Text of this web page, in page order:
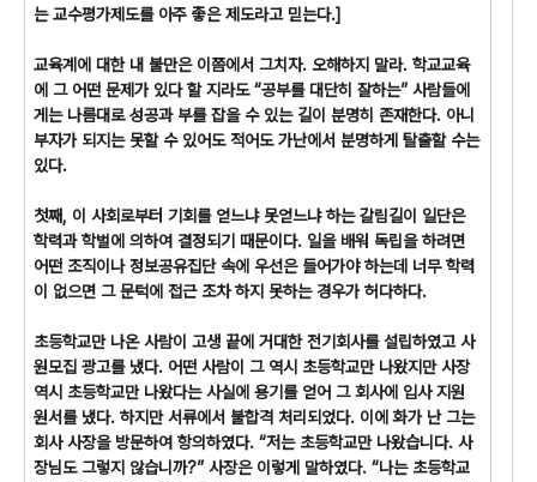
는 교수평가제도를 아주 좋은 제도라고 믿는다.]
교육계에 대한 내 불만은 이쯤에서 그치자. 오해하지 말라. 학교교육
에 그 어떤 문제가 있다 할 지라도 “공부를 대단히 잘하는” 사람들에
게는 나름대로 성공과 부를 잡을 수 있는 길이 분명히 존재한다. 아니
부자가 되지는 못할 수 있어도 적어도 가난에서 분명하게 탈출할 수는
있다.
첫째, 이 사회로부터 기회를 얻느냐 못얻느냐 하는 갈림길이 일단은
학력과 학벌에 의하여 결정되기 때문이다. 일을 배워 독립을 하려면
어떤 조직이나 정보공유집단 속에 우선은 들어가야 하는데 너무 학력
이 없으면 그 문턱에 접근 조차 하지 못하는 경우가 허다하다.
초등학교만 나온 사람이 고생 끝에 거대한 전기회사를 설립하였고 사
원모집 광고를 냈다. 어떤 사람이 그 역시 초등학교만 나왔지만 사장
역시 초등학교만 나왔다는 사실에 용기를 얻어 그 회사에 입사 지원
원서를 냈다. 하지만 서류에서 불합격 처리되었다. 이에 화가 난 그는
회사 사장을 방문하여 항의하였다. “저는 초등학교만 나왔습니다. 사
장님도 그렇지 않습니까?” 사장은 이렇게 말하였다. “나는 초등학교